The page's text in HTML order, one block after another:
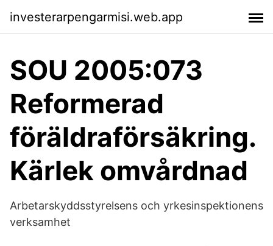
investerarpengarmisi.web.app
SOU 2005:073
Reformerad
föräldraförsäkring.
Kärlek omvårdnad
Arbetarskyddsstyrelsens och yrkesinspektionens
verksamhet